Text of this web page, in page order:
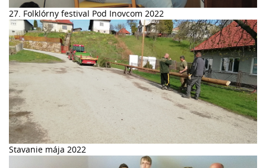
27. Folklórny festival Pod Inovcom 2022
Stavanie mája 2022